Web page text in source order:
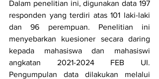
Dalam penelitian ini, digunakan data 197
responden yang terdiri atas 101 laki-laki
dan 96 perempuan. Penelitian ini
menyebarkan kuesioner secara daring
kepada mahasiswa dan mahasiswi
angkatan 2021-2024 FEB UI.
Pengumpulan data dilakukan melalui